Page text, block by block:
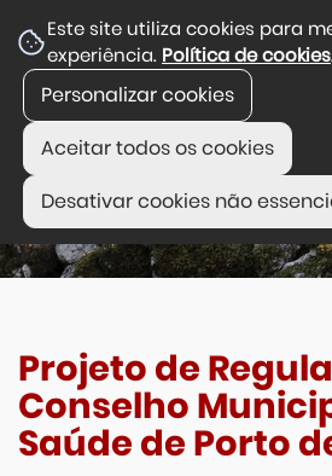
Este site utiliza cookies para
experiência. Política de cookies.
Personalizar cookies
Aceitar todos os cookies
Desativar cookies não
Projeto de
Conselho
Saúde de Porto